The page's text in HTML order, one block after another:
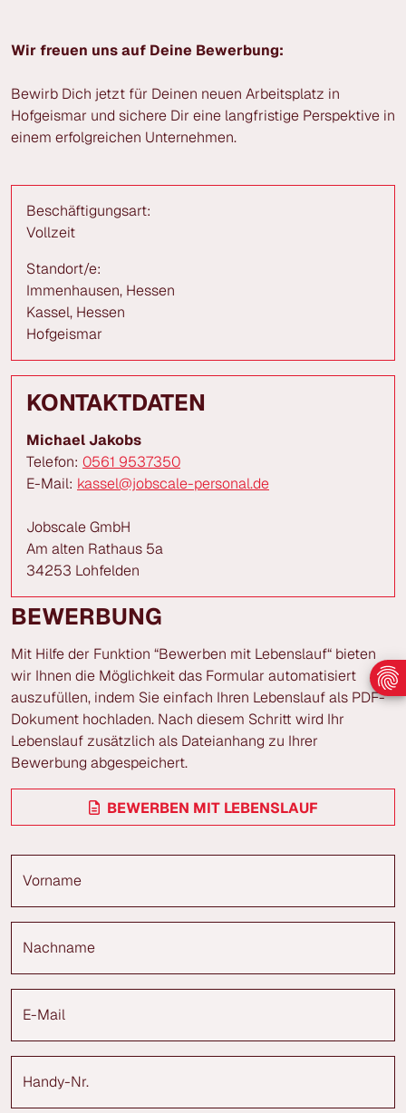
Wir freuen uns auf Deine Bewerbung:
Bewirb Dich jetzt für Deinen neuen Arbeitsplatz in
Hofgeismar und sichere Dir eine langfristige Perspektive in
einem erfolgreichen Unternehmen.
Beschäftigungsart:
Vollzeit
Standort/e:
Immenhausen, Hessen
Kassel, Hessen
Hofgeismar
KONTAKTDATEN
Michael Jakobs
Telefon: 0561 9537350
E-Mail: kassel@jobscale-personal.de
Jobscale GmbH
Am alten Rathaus 5a
34253 Lohfelden
BEWERBUNG
Mit Hilfe der Funktion “Bewerben mit Lebenslauf“ bieten
wir Ihnen die Möglichkeit das Formular automatisiert
auszufüllen, indem Sie einfach Ihren Lebenslauf als PDF-
Dokument hochladen. Nach diesem Schritt wird Ihr
Lebenslauf zusätzlich als Dateianhang zu Ihrer
Bewerbung abgespeichert.
BEWERBEN MIT LEBENSLAUF
Vorname
Nachname
E-Mail
Handy-Nr.